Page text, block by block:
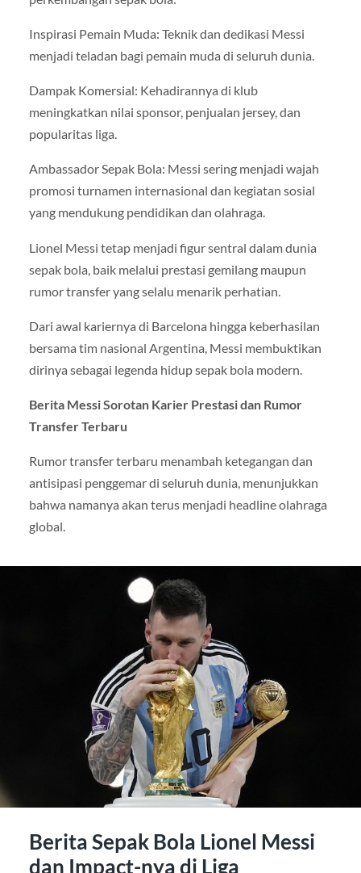
Inspirasi Pemain Muda: Teknik dan dedikasi Messi
menjadi teladan bagi pemain muda di seluruh dunia.
Dampak Komersial: Kehadirannya di klub
meningkatkan nilai sponsor, penjualan jersey, dan
popularitas liga.
Ambassador Sepak Bola: Messi sering menjadi wajah
promosi turnamen internasional dan kegiatan sosial
yang mendukung pendidikan dan olahraga.
Lionel Messi tetap menjadi figur sentral dalam dunia
sepak bola, baik melalui prestasi gemilang maupun
rumor transfer yang selalu menarik perhatian.
Dari awal kariernya di Barcelona hingga keberhasilan
bersama tim nasional Argentina, Messi membuktikan
dirinya sebagai legenda hidup sepak bola modern.
Berita Messi Sorotan Karier Prestasi dan Rumor
Transfer Terbaru
Rumor transfer terbaru menambah ketegangan dan
antisipasi penggemar di seluruh dunia, menunjukkan
bahwa namanya akan terus menjadi headline olahraga
global.
Berita Sepak Bola Lionel Messi
dan Impact-nya di Liga